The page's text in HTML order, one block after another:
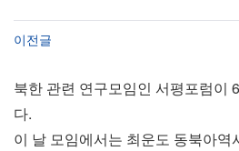
이전글
북한 관련 연구모임인 서평포럼이
다.
이 날 모임에서는 최운도 동북아역